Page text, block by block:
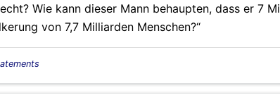
Wie kann dieser Mann behaupten, dass er 7
von 7,7 Milliarden Menschen?“